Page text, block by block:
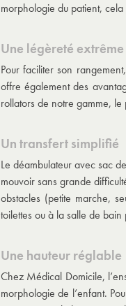
morphologie du patient,
Une légèreté extrême
Pour faciliter son
offre également des
rollators de notre gamme,
Un transfert simplifié
Ledéambulateur avec sac
mouvoir sans grande
obstacles (petite marche,
toilettes ou à la salle de
Une hauteur réglable
Chez Médical Domicile,
morphologie de l’enfant.